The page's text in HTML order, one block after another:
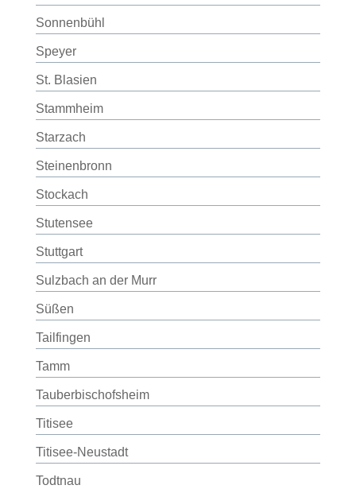
Sonnenbühl
Speyer
St. Blasien
Stammheim
Starzach
Steinenbronn
Stockach
Stutensee
Stuttgart
Sulzbach an der Murr
Süßen
Tailfingen
Tamm
Tauberbischofsheim
Titisee
Titisee-Neustadt
Todtnau